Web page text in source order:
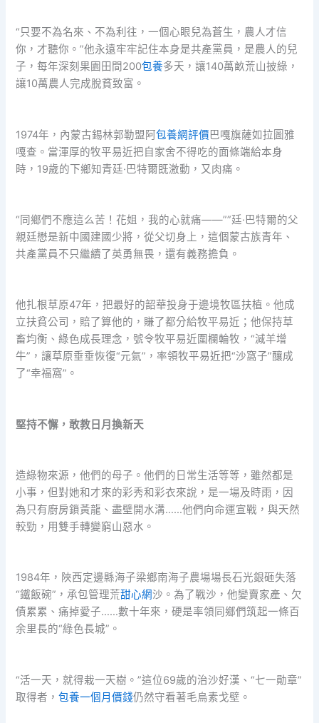
“只要不為名來、不為利往，一個心眼兒為蒼生，農人才信
你，才聽你。”他永遠牢牢記住本身是共產黨員，是農人的兒
子，每年深刻果園田間200包養多天，讓140萬畝荒山披綠，
讓10萬農人完成脫貧致富。
1974年，內蒙古錫林郭勒盟阿包養網評價 巴嘎旗薩如拉圖雅
嘎查。當渾厚的牧平易近把自家舍不得吃的面條端給本身
時，19歲的下鄉知青廷·巴特爾既激動，又肉痛。
“同鄉們不應這么苦！花姐，我的心就痛——””廷·巴特爾的父
親廷懋是新中國建國少將，從父切身上，這個蒙古族青年、
共產黨員不只繼續了英勇無畏，還有義務擔負。
他扎根草原47年，把最好的韶華投身于邊境牧區扶植。他成
立扶貧公司，賠了算他的，賺了都分給牧平易近；他保持草
畜均衡、綠色成長理念，號令牧平易近圍欄輪牧，“減羊增
牛”，讓草原垂垂恢復“元氣”，率領牧平易近把“沙窩子”釀成
了“幸福窩”。
堅持不懈，敢教日月換新天
造綠物來源，他們的母子。他們的日常生活等等，雖然都是
小事，但對她和才來的彩秀和彩衣來說，是一場及時雨，因
為只有廚房鎖黃龍、盡壁開水溝……他們向命運宣戰，與天然
較勁，用雙手轉變窮山惡水。
1984年，陜西定邊縣海子梁鄉南海子農場場長石光銀砸失落
“鐵飯碗”，承包管理荒甜心網沙。為了戰沙，他變賣家產、欠
債累累、痛掉愛子……數十年來，硬是率領同鄉們筑起一條百
余里長的“綠色長城”。
“活一天，就得栽一天樹。”這位69歲的治沙好漢、“七一勛章”
取得者，包養一個月價錢仍然守看著毛烏素戈壁。